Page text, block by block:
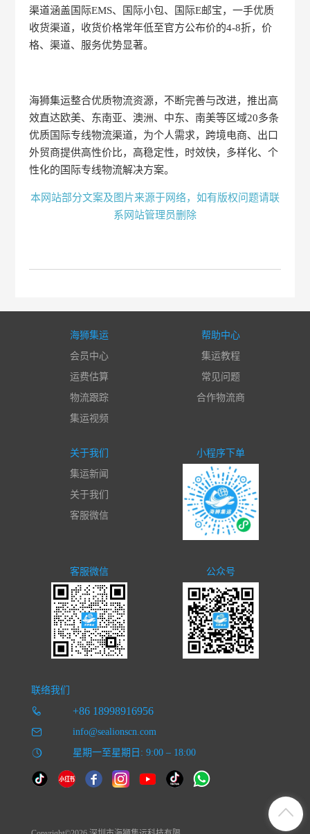
渠道涵盖国际EMS、国际小包、国际E邮宝，一手优质
收货渠道，收货价格常年低至官方公布价的4-8折，价
格、渠道、服务优势显著。
海狮集运整合优质物流资源，不断完善与改进，推出高
效直达欧美、东南亚、澳洲、中东、南美等区域20多条
优质国际专线物流渠道，为个人需求，跨境电商、出口
外贸商提供高性价比，高稳定性，时效快，多样化、个
性化的国际专线物流解决方案。
本网站部分文案及图片来源于网络，如有版权问题请联
系网站管理员删除
海狮集运
会员中心
运费估算
物流跟踪
集运视频
帮助中心
集运教程
常见问题
合作物流商
关于我们
集运新闻
关于我们
客服微信
小程序下单
客服微信 公众号
联络我们
+86 18998916956
info@sealionscn.com
星期一至星期日: 9:00 – 18:00